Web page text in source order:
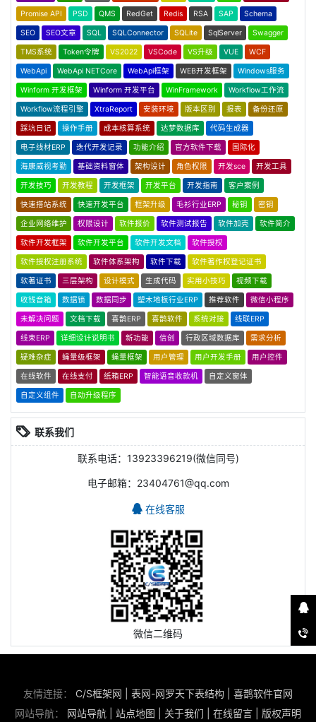
Promise API PSD QMS RedGet Redis RSA SAP Schema
SEO SEO文章 SQL SQLConnector SQLite SqlServer Swagger
TMS系统 Token令牌 VS2022 VSCode VS升级 VUE WCF
WebApi WebApi NETCore WebApi框架 WEB开发框架 Windows服务
Winform 开发框架 Winform 开发平台 WinFramework Workflow工作流
Workflow流程引擎 XtraReport 安装环境 版本区别 报表 备份还原
踩坑日记 操作手册 成本核算系统 达梦数据库 代码生成器
电子线材ERP 迭代开发记录 功能介绍 官方软件下载 国际化
海康威视考勤 基础资料窗体 架构设计 角色权限 开发sce 开发工具
开发技巧 开发教程 开发框架 开发平台 开发指南 客户案例
快速搭站系统 快速开发平台 框架升级 毛衫行业ERP 秘钥 密钥
企业网络维护 权限设计 软件报价 软件测试报告 软件加壳 软件简介
软件开发框架 软件开发平台 软件开发文档 软件授权
软件授权注册系统 软件体系架构 软件下载 软件著作权登记证书
软著证书 三层架构 设计模式 生成代码 实用小技巧 视频下载
收钱音箱 数据锁 数据同步 塑木地板行业ERP 推荐软件 微信小程序
未解决问题 文档下载 喜鹊ERP 喜鹊软件 系统对接 线联ERP
线束ERP 详细设计说明书 新功能 信创 行政区域数据库 需求分析
疑难杂症 蝇量级框架 蝇量框架 用户管理 用户开发手册 用户控件
在线软件 在线支付 纸箱ERP 智能语音收款机 自定义窗体
自定义组件 自动升级程序
联系我们
联系电话：13923396219(微信同号)
电子邮箱：23404761@qq.com
在线客服
微信二维码
友情连接： C/S框架网 表网-网罗天下表结构
喜鹊软件官网
网站导航： 网站导航 站点地图 关于我们 在线留言 版权声明